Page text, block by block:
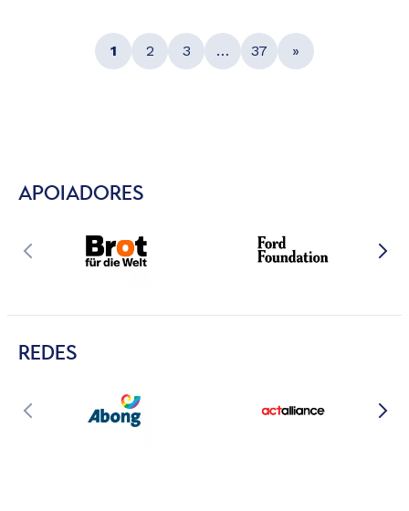
1 2 3 … 37 »
APOIADORES
REDES